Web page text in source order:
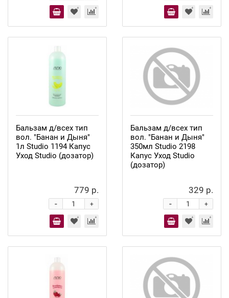
Бальзам д/всех тип
вол. "Банан и Дыня"
1л Studio 1194 Капус
Уход Studio (дозатор)
779 р.
+
-
Бальзам д/всех тип
вол. "Банан и Дыня"
350мл Studio 2198
Капус Уход Studio
(дозатор)
329 р.
+
-